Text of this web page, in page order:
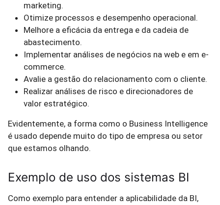
marketing.
Otimize processos e desempenho operacional.
Melhore a eficácia da entrega e da cadeia de
abastecimento.
Implementar análises de negócios na web e em e-
commerce.
Avalie a gestão do relacionamento com o cliente.
Realizar análises de risco e direcionadores de
valor estratégico.
Evidentemente, a forma como o Business Intelligence
é usado depende muito do tipo de empresa ou setor
que estamos olhando.
Exemplo de uso dos sistemas BI
Como exemplo para entender a aplicabilidade da BI,